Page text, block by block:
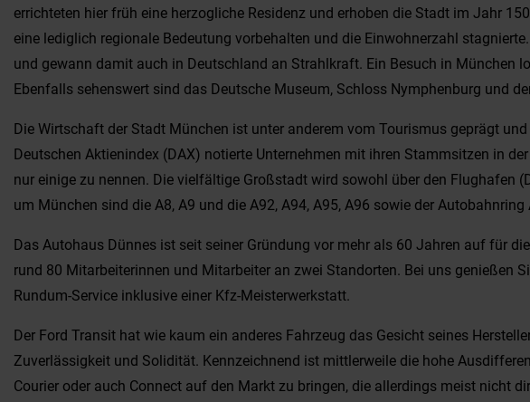
errichteten hier früh eine herzogliche Residenz und erhoben die Stadt im Jahr
eine lediglich regionale Bedeutung vorbehalten und die Einwohnerzahl
und gewann damit auch in Deutschland an Strahlkraft. Ein Besuch in
Ebenfalls sehenswert sind das Deutsche Museum, Schloss Nymphenburg und
Die Wirtschaft der Stadt München ist unter anderem vom Tourismus geprägt
Deutschen Aktienindex (DAX) notierte Unternehmen mit ihren Stammsitzen in
nur einige zu nennen. Die vielfältige Großstadt wird sowohl über den
um München sind die A8, A9 und die A92, A94, A95, A96 sowie der Autobahnring
Das Autohaus Dünnes ist seit seiner Gründung vor mehr als 60 Jahren auf für
rund 80 Mitarbeiterinnen und Mitarbeiter an zwei Standorten. Bei uns genießen
Rundum-Service inklusive einer Kfz-Meisterwerkstatt.
Der Ford Transit hat wie kaum ein anderes Fahrzeug das Gesicht seines
Zuverlässigkeit und Solidität. Kennzeichnend ist mittlerweile die hohe
Courier oder auch Connect auf den Markt zu bringen, die allerdings meist nicht